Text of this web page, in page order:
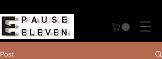
Post